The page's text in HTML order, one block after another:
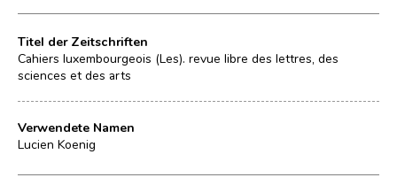
Titel der Zeitschriften
Cahiers luxembourgeois (Les). revue libre des lettres, des
sciences et des arts
Verwendete Namen
Lucien Koenig